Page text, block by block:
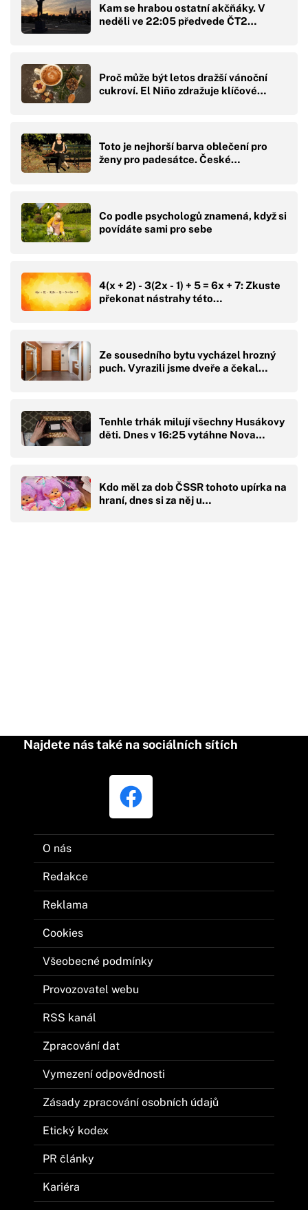
Kam se hrabou ostatní akčňáky. V
neděli ve 22:05 předvede ČT2…
Proč může být letos dražší vánoční
cukroví. El Niño zdražuje klíčové…
Toto je nejhorší barva oblečení pro
ženy pro padesátce. České…
Co podle psychologů znamená, když si
povídáte sami pro sebe
4(x + 2) - 3(2x - 1) + 5 = 6x + 7: Zkuste
překonat nástrahy této…
Ze sousedního bytu vycházel hrozný
puch. Vyrazili jsme dveře a čekal…
Tenhle trhák milují všechny Husákovy
děti. Dnes v 16:25 vytáhne Nova…
Kdo měl za dob ČSSR tohoto upírka na
hraní, dnes si za něj u…
Najdete nás také na sociálních sítích
O nás
Redakce
Reklama
Cookies
Všeobecné podmínky
Provozovatel webu
RSS kanál
Zpracování dat
Vymezení odpovědnosti
Zásady zpracování osobních údajů
Etický kodex
PR články
Kariéra